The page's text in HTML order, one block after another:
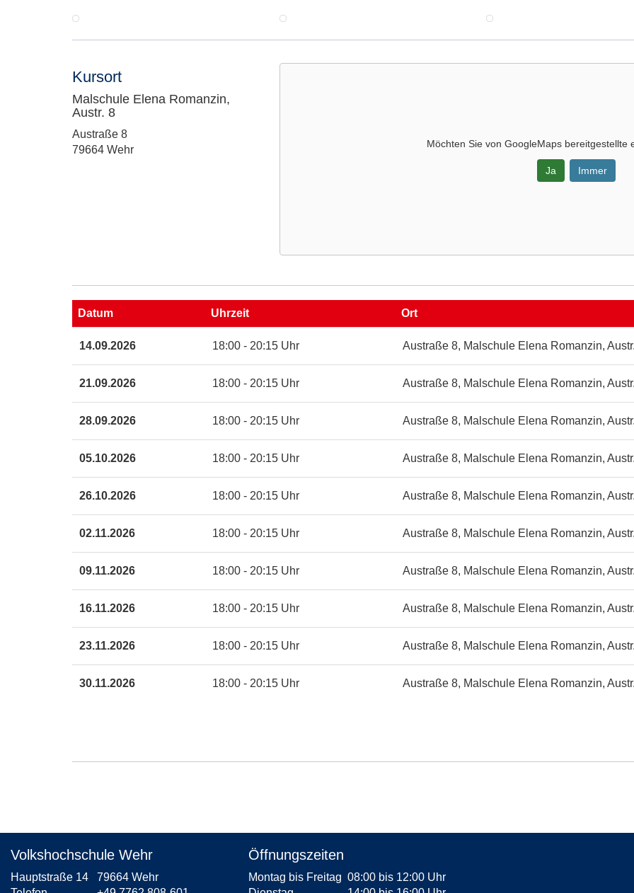
Kursort
Malschule Elena Romanzin,
Austr. 8
Adresse:
Austraße 8
79664 Wehr
Möchten Sie vonGoogleMaps bereitgestellte
Ja Immer
Maps
Karte
Elena
Romanzin,
Austr.
neuem
Fenster
öffnen
zum
diesen
Kurs
Datum Uhrzeit Ort
14.09.2026 18:00 - 20:15 Uhr Austraße 8, Malschule Elena Romanzin,
21.09.2026 18:00 - 20:15 Uhr Austraße 8, Malschule Elena Romanzin,
28.09.2026 18:00 - 20:15 Uhr Austraße 8, Malschule Elena Romanzin,
05.10.2026 18:00 - 20:15 Uhr Austraße 8, Malschule Elena Romanzin,
26.10.2026 18:00 - 20:15 Uhr Austraße 8, Malschule Elena Romanzin,
02.11.2026 18:00 - 20:15 Uhr Austraße 8, Malschule Elena Romanzin,
09.11.2026 18:00 - 20:15 Uhr Austraße 8, Malschule Elena Romanzin,
16.11.2026 18:00 - 20:15 Uhr Austraße 8, Malschule Elena Romanzin,
23.11.2026 18:00 - 20:15 Uhr Austraße 8, Malschule Elena Romanzin,
30.11.2026 18:00 - 20:15 Uhr Austraße 8, Malschule Elena Romanzin,
Volkshochschule Wehr
Hauptstraße 14 79664 Wehr
Öffnungszeiten
Montag bis Freitag 08:00 bis 12:00 Uhr